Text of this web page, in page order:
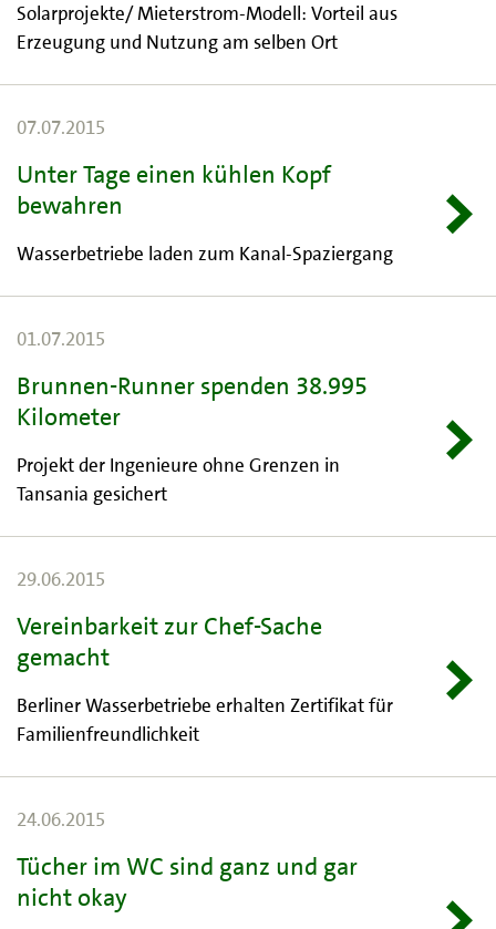
Solarprojekte/ Mieterstrom-Modell: Vorteil aus
Erzeugung und Nutzung am selben Ort
07.07.2015
Unter Tage einen kühlen Kopf
bewahren
Wasserbetriebe laden zum Kanal-Spaziergang
01.07.2015
Brunnen-Runner spenden 38.995
Kilometer
Projekt der Ingenieure ohne Grenzen in
Tansania gesichert
29.06.2015
Vereinbarkeit zur Chef-Sache
gemacht
Berliner Wasserbetriebe erhalten Zertifikat für
Familienfreundlichkeit
24.06.2015
Tücher im WC sind ganz und gar
nicht okay